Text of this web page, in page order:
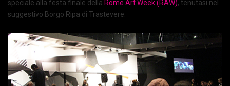
speciale alla festa finale della Rome Art Week (RAW), tenutasi nel
suggestivo Borgo Ripa di Trastevere.